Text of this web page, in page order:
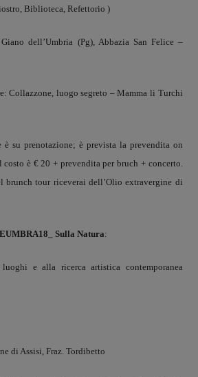
Biblioteca, Refettorio )
dell’Umbria (Pg), Abbazia San Felice –
Collazzone, luogo segreto – Mamma li Turchi
è su prenotazione; è prevista la prevendita on
è € 20 + prevendita per bruch + concerto.
brunch tour riceverai dell’Olio extravergine di
Sulla Natura:
e alla ricerca artistica contemporanea
di Assisi, Fraz. Tordibetto